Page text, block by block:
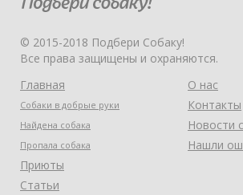
© 2015-2018 Подбери Собаку!
Все права защищены и охраняются.
Главная
Собаки в добрые руки
Найдена собака
Пропала собака
Приюты
Статьи
О нас
Контакты
Новости
Нашли